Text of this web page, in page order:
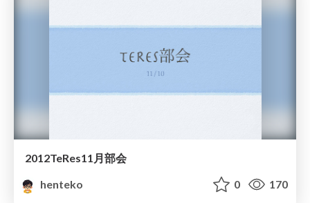
2012TeRes11月部会
henteko
0 170